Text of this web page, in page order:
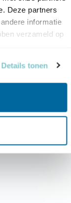
Deze partners
informatie
verzameld op
Details tonen